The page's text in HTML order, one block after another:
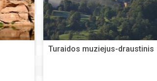
Turaidos muziejus-draustinis